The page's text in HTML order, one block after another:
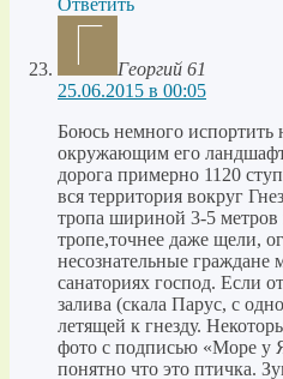
Георгий 61
25.06.2015 в 00:05
Боюсь немного испортить
окружающим его
дорога примерно 1120
вся территория вокруг
тропа шириной 3-5 метров
тропе,точнее даже щели,
несознательные граждане
санаториях господ. Если
залива (скала Парус, с
летящей к гнезду.
фото с подписью «Море у
понятно что это птичка.